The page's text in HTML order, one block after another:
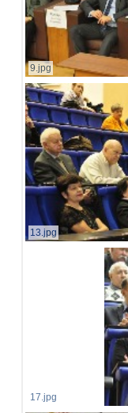
9.jpg
13.jpg
17.jpg